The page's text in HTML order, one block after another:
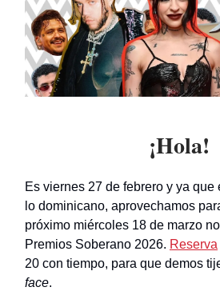
¡Hola!
Es viernes 27 de febrero y ya
lo dominicano, aprovechamos
próximo miércoles 18 de marzo
Premios Soberano 2026. Reserva
20 con tiempo, para que demos
face.